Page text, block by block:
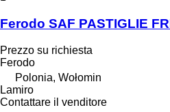
Ferodo SAF PASTIGLIE
Prezzo su richiesta
Ferodo
Polonia, Wołomin
Lamiro
Contattare il venditore